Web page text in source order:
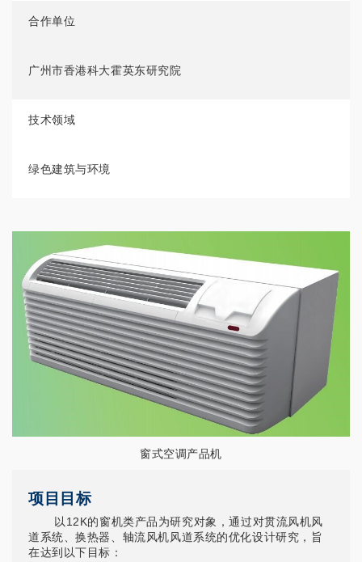
合作单位
广州市香港科大霍英东研究院
技术领域
绿色建筑与环境
窗式空调产品机
项目目标
以12K的窗机类产品为研究对象，通过对贯流风机风
道系统、换热器、轴流风机风道系统的优化设计研究，旨
在达到以下目标：